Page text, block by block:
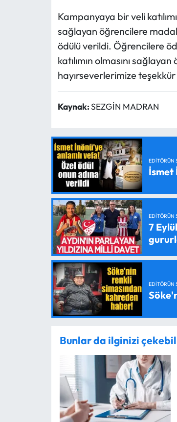
Kampanyaya bir veli
sağlayan öğrencilere
ödülü verildi. Öğrencilere
katılımın olmasını
hayırseverlerimize
Kaynak:SEZGİN MADRAN
EDITÖRÜN
İsmet
EDITÖRÜN
7
EDITÖRÜN
Bunlar da ilginizi